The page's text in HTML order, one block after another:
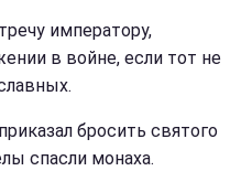
императору,
в войне, если тот не
бросить святого
спасли монаха.